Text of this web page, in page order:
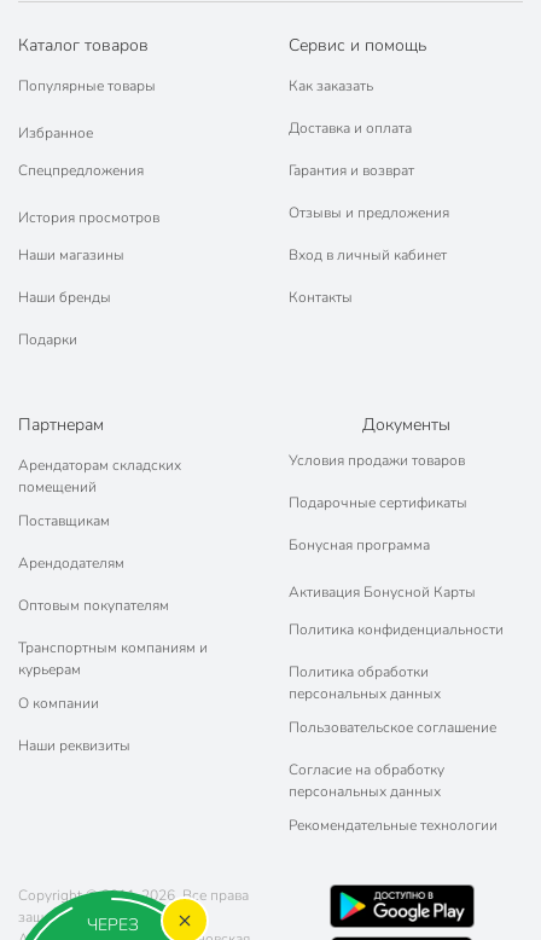
ЧЕРЕЗ
Каталог товаров
Популярные товары
Избранное
Спецпредложения
История просмотров
Наши магазины
Наши бренды
Подарки
Сервис и помощь
Как заказать
Доставка и оплата
Гарантия и возврат
Отзывы и предложения
Вход в личный кабинет
Контакты
Партнерам
Арендаторам складских
помещений
Поставщикам
Арендодателям
Оптовым покупателям
Транспортным компаниям и
курьерам
О компании
Наши реквизиты
Документы
Условия продажи товаров
Подарочные сертификаты
Бонусная программа
Активация Бонусной Карты
Политика конфиденциальности
Политика обработки
персональных данных
Пользовательское соглашение
Согласие на обработку
персональных данных
Рекомендательные технологии
Copyright © 2011-2026. Все права
защищены.